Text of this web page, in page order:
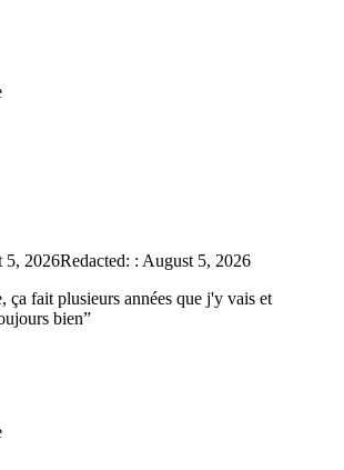
5, 2026Redacted: : August 5, 2026
ça fait plusieurs années que j'y vais et
bien”